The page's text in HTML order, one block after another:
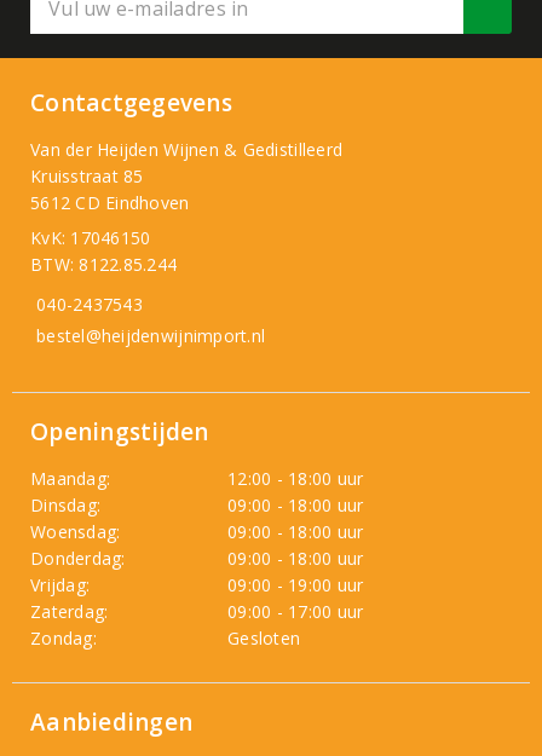
Contactgegevens
Van der Heijden Wijnen & Gedistilleerd
Kruisstraat 85
5612 CD Eindhoven
KvK: 17046150
BTW: 8122.85.244
040-2437543
bestel@heijdenwijnimport.nl
Openingstijden
Maandag:
12:00 - 18:00 uur
Dinsdag:
09:00 - 18:00 uur
Woensdag:
09:00 - 18:00 uur
Donderdag:
09:00 - 18:00 uur
Vrijdag:
09:00 - 19:00 uur
Zaterdag:
09:00 - 17:00 uur
Zondag:
Gesloten
Aanbiedingen